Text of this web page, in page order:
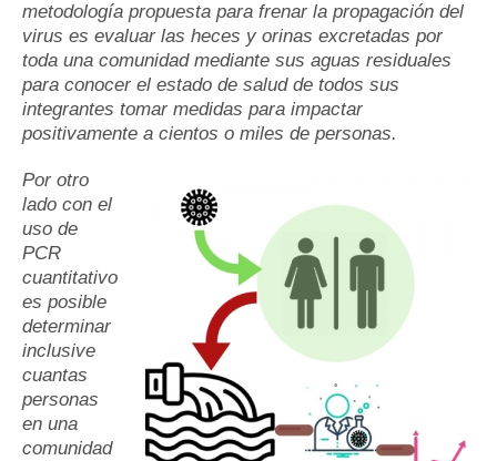
metodología propuesta para frenar la propagación del
virus es evaluar las heces y orinas excretadas por
toda una comunidad mediante sus aguas residuales
para conocer el estado de salud de todos sus
integrantes tomar medidas para impactar
positivamente a cientos o miles de personas.
Por otro
lado con el
uso de
PCR
cuantitativo
es posible
determinar
inclusive
cuantas
personas
en una
comunidad